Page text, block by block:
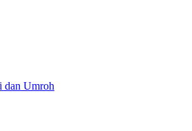
dan Umroh